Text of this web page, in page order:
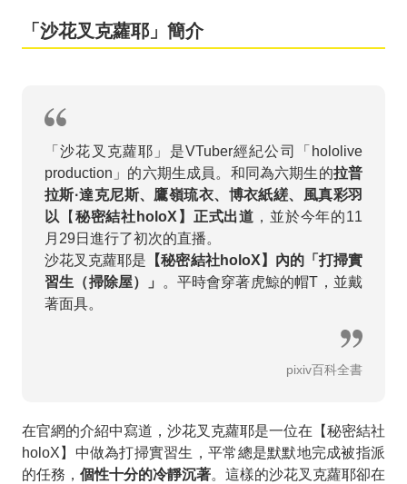
「沙花叉克蘿耶」簡介
「沙花叉克蘿耶」是VTuber經紀公司「hololive
production」的六期生成員。和同為六期生的拉普
拉斯·達克尼斯、鷹嶺琉衣、博衣紙縒、風真彩羽
以 【 秘密結社holoX】正式出道 ，並於今年的11
月29日進行了初次的直播。
沙花叉克蘿耶是 【秘密結社holoX】內的「打掃實
習生（掃除屋）」 。平時會穿著虎鯨的帽T，並戴
著面具。
pixiv百科全書
在官網的介紹中寫道，沙花叉克蘿耶是一位在【秘密結社
holoX】中做為打掃實習生，平常總是默默地完成被指派
的任務， 個性十分的冷靜沉著。這樣的沙花叉克蘿耶卻在